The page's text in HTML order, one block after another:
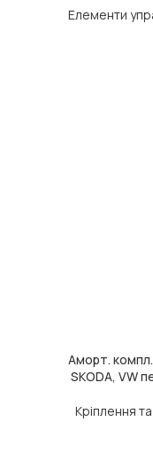
Елементи
ДОДАТИ В
Аморт. компл.
SKODA, VW
Кріплення